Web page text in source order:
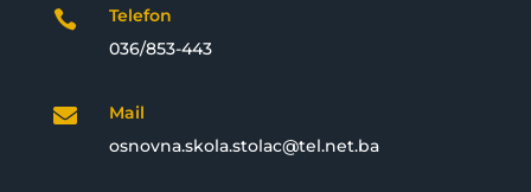

Telefon
036/853-443

Mail
osnovna.skola.stolac@tel.net.ba